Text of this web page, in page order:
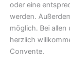
oder eine
werden.
möglich. Bei
herzlich
Convente.